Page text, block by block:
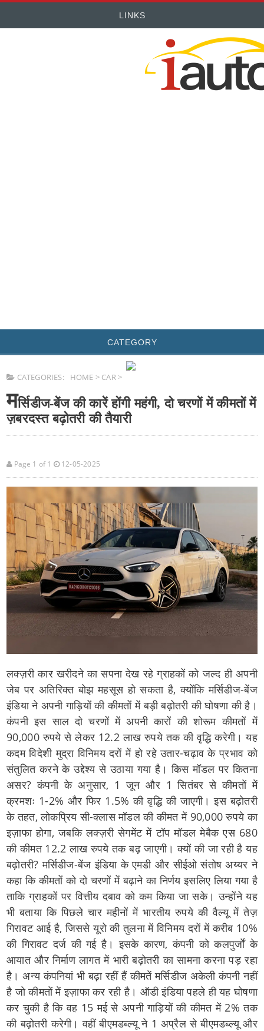
LINKS
CATEGORY
CATEGORIES: HOME > CAR>
मर्सिडीज-बेंज की कारें होंगी महंगी, दो चरणों में कीमतों में
ज़बरदस्त बढ़ोतरी की तैयारी
Page 1 of 1 12-05-2025
लक्ज़री कार खरीदने का सपना देख रहे ग्राहकों को जल्द ही अपनी
जेब पर अतिरिक्त बोझ महसूस हो सकता है, क्योंकि मर्सिडीज-बेंज
इंडिया ने अपनी गाड़ियों की कीमतों में बड़ी बढ़ोतरी की घोषणा की है।
कंपनी इस साल दो चरणों में अपनी कारों की शोरूम कीमतों में
90,000 रुपये से लेकर 12.2 लाख रुपये तक की वृद्धि करेगी। यह
कदम विदेशी मुद्रा विनिमय दरों में हो रहे उतार-चढ़ाव के प्रभाव को
संतुलित करने के उद्देश्य से उठाया गया है। किस मॉडल पर कितना
असर? कंपनी के अनुसार, 1 जून और 1 सितंबर से कीमतों में
क्रमशः 1-2% और फिर 1.5% की वृद्धि की जाएगी। इस बढ़ोतरी
के तहत, लोकप्रिय सी-क्लास मॉडल की कीमत में 90,000 रुपये का
इज़ाफा होगा, जबकि लक्ज़री सेगमेंट में टॉप मॉडल मेबैक एस 680
की कीमत 12.2 लाख रुपये तक बढ़ जाएगी। क्यों की जा रही है यह
बढ़ोतरी? मर्सिडीज-बेंज इंडिया के एमडी और सीईओ संतोष अय्यर ने
कहा कि कीमतों को दो चरणों में बढ़ाने का निर्णय इसलिए लिया गया है
ताकि ग्राहकों पर वित्तीय दबाव को कम किया जा सके। उन्होंने यह
भी बताया कि पिछले चार महीनों में भारतीय रुपये की वैल्यू में तेज़
गिरावट आई है, जिससे यूरो की तुलना में विनिमय दरों में करीब 10%
की गिरावट दर्ज की गई है। इसके कारण, कंपनी को कलपुर्जों के
आयात और निर्माण लागत में भारी बढ़ोतरी का सामना करना पड़ रहा
है। अन्य कंपनियां भी बढ़ा रहीं हैं कीमतें मर्सिडीज अकेली कंपनी नहीं
है जो कीमतों में इज़ाफा कर रही है। ऑडी इंडिया पहले ही यह घोषणा
कर चुकी है कि वह 15 मई से अपनी गाड़ियों की कीमत में 2% तक
की बढ़ोतरी करेगी। वहीं बीएमडब्ल्यू ने 1 अप्रैल से बीएमडब्ल्यू और